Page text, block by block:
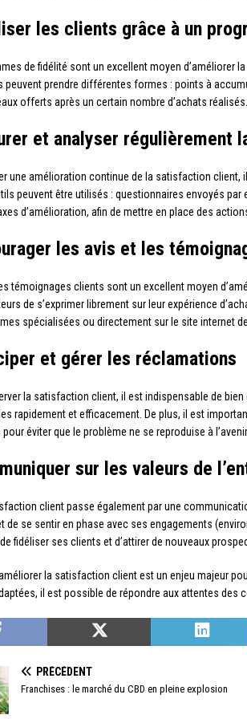
les clients grâce à un
de fidélité sont un excellent moyen
peuvent prendre différentes formes : points à
offerts après un certain nombre d’achats réalisés.
et analyser régulièrement
une amélioration continue de la satisfaction
peuvent être utilisés : questionnaires envoyés
d’amélioration, afin de mettre en place des
les avis et les
témoignages clients sont un excellent moyen
de s’exprimer librement sur leur expérience
spécialisées ou directement sur le site internet de
et gérer les réclamations
la satisfaction client, il est indispensable de
rapidement et efficacement. De plus, il est
éviter que le problème ne se reproduise à l’avenir.
sur les valeurs de
client passe également par une
de se sentir en phase avec ses engagements
fidéliser ses clients et d’attirer de nouveaux
la satisfaction client est un enjeu majeur
il est possible de répondre aux attentes des
PRÉCÉDENT
Franchises : le marché du CBD en pleine explosion